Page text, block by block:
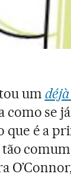
um
como se
que é a